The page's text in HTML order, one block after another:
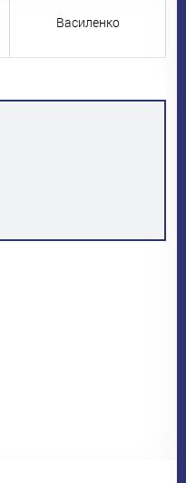
Василенко